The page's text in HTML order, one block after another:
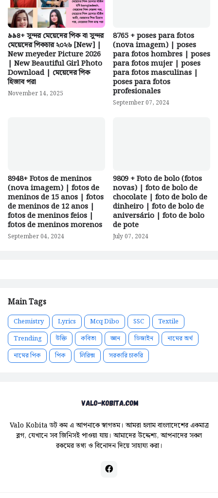
৯৯৪+ সুন্দর মেয়েদের পিক বা সুন্দর
মেয়েদের পিকচার ২০২৬ [New] |
New meyeder Picture 2026
| New Beautiful Girl Photo
Download | মেয়েদের পিক
হিজাব পরা
November 14, 2025
8765 + poses para fotos
(nova imagem) | poses
para fotos hombres | poses
para fotos mujer | poses
para fotos masculinas |
poses para fotos
profesionales
September 07, 2024
8948+ Fotos de meninos
(nova imagem) | fotos de
meninos de 15 anos | fotos
de meninos de 12 anos |
fotos de meninos feios |
fotos de meninos morenos
September 04, 2024
9809 + Foto de bolo (fotos
novas) | foto de bolo de
chocolate | foto de bolo de
dinheiro | foto de bolo de
aniversário | foto de bolo
de pote
July 07, 2024
Main Tags
Chemistry Lyrics Mcq Dibo SSC
Textile
Trending
উক্তি কবিতা জ্ঞান ডিজাইন
নামের অর্থ
নামের পিক
পিক লিরিক্স সরকারি চাকরি
Valo Kobita ডট কম এ আপনাকে স্বাগতম। আমরা হলাম বাংলাদেশের একমাত্র
ব্লগ, যেখানে সব জিনিসই পাওয়া যায়। আমাদের উদ্দেশ্য, আপনাদের সকল
রকমের তথ্য ও বিনোদন দিয়ে সাহায্য করা।